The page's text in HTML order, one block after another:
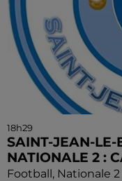
18h29
SAINT-JEAN-
NATIONALE 2 :
Football, Nationale